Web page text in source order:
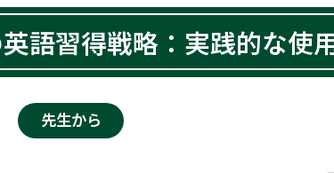
語習得戦略：実践的な使
先生から